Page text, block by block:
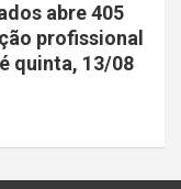
abre 405
profissional
quinta, 13/08